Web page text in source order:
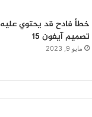
خطأ فادح قد يحتوي عليه
تصميم آيفون 15
مايو 9, 2023